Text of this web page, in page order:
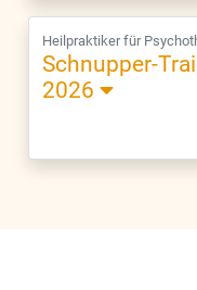
Heilpraktiker für
Schnupper-
2026